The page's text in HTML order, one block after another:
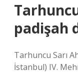
padişah
Tarhuncu Sarı
İstanbul) IV.